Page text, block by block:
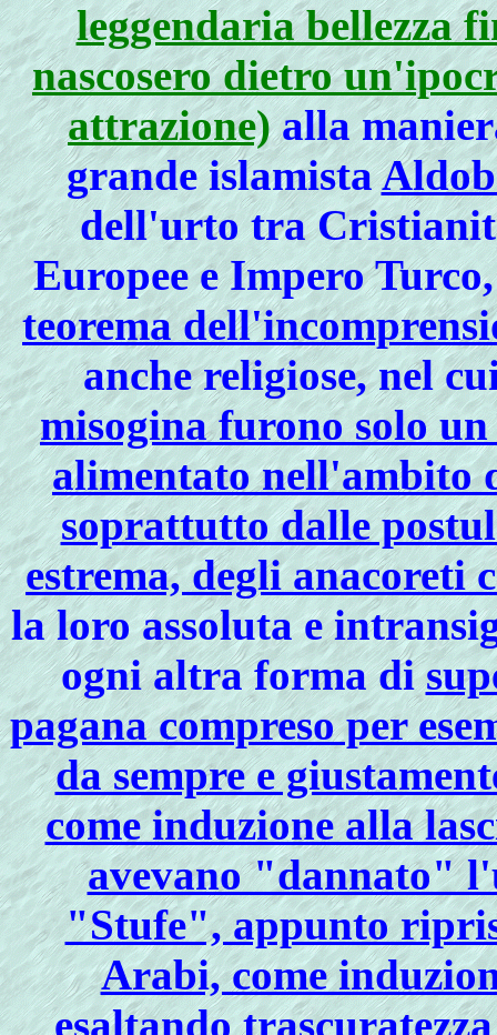
leggendaria bellezza
nascosero dietro
attrazione)alla
grande islamista
dell'urto tra
Europee e Impero
teorema
anche religiose, nel
misogina furono solo
alimentato nell'ambito
soprattutto dalle
estrema, degli anacoreti
la loro assoluta e
ogni altra forma di
pagana compreso per
da sempre e
come induzione alla
avevano "dannato"
"Stufe", appunto
Arabi, come
esaltando